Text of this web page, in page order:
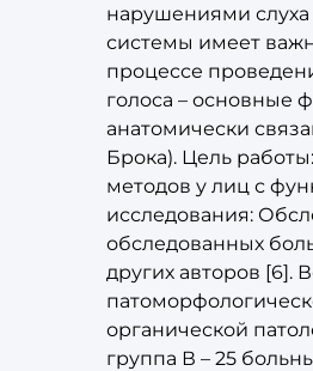
нарушениями слуха
системы имеет
процессе
голоса – основные
анатомически
Брока). Цель
методов у лиц с
исследования:
обследованных
других авторов
органической
группа В – 25